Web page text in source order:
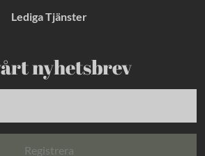
Lediga Tjänster
nyhetsbrev
Registrera